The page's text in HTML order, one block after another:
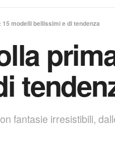
modelli bellissimi e di tendenza
fantasie irresistibili,